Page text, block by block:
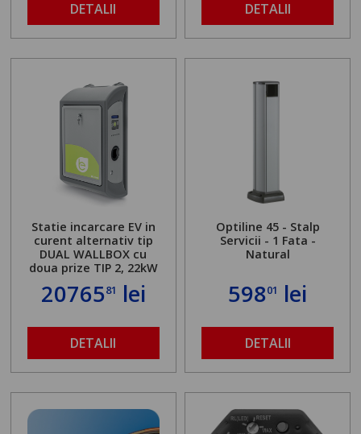
DETALII DETALII
Statie incarcare EV in
curent alternativ tip
DUAL WALLBOX cu
doua prize TIP 2, 22kW
2076581 lei
DETALII
Optiline 45 - Stalp
Servicii - 1 Fata -
Natural
59801 lei
DETALII